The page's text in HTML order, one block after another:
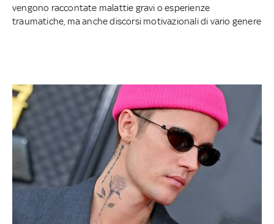
vengono raccontate malattie gravi o esperienze
traumatiche, ma anche discorsi motivazionali di vario genere